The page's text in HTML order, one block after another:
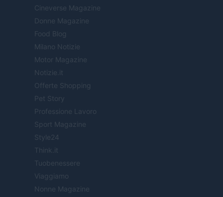
Cineverse Magazine
Donne Magazine
Food Blog
Milano Notizie
Motor Magazine
Notizie.it
Offerte Shopping
Pet Story
Professione Lavoro
Sport Magazine
Style24
Think.it
Tuobenessere
Viaggiamo
Nonne Magazine